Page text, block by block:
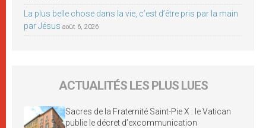
La plus belle chose dans la vie, c’est d’être pris par la main
par Jésus août 6, 2026
ACTUALITÉS LES PLUS LUES
Sacres de la Fraternité Saint-Pie X : le Vatican
publie le décret d’excommunication